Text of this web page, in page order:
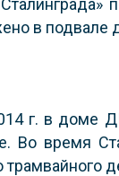
в подвале
г. в доме
время
трамвайного